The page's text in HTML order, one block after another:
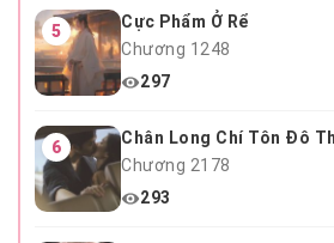
5
Cực Phẩm Ở Rể
Chương 1248
297
6
Chân Long Chí Tôn Đô
Chương 2178
293